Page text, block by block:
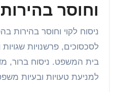
וחוסר בהירות
ניסוח לקוי וחוסר בהירות
לסכסוכים, פרשנויות
בית המשפט. ניסוח ברור,
למניעת טעויות ובעיות